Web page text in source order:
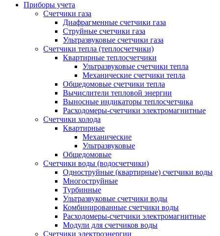
Приборы учета
Счетчики газа
Диафрагменные счетчики газа
Струйные счетчики газа
Ультразвуковые счетчики газа
Счетчики тепла (теплосчетчики)
Квартирные теплосчетчики
Ультразвуковые счетчики тепла
Механические счетчики тепла
Общедомовые счетчики тепла
Вычислители тепловой энергии
Выносные индикаторы теплосчетчика
Расходомеры-счетчики электромагнитные
Счетчики холода
Квартирные
Механические
Ультразвуковые
Общедомовые
Счетчики воды (водосчетчики)
Одноструйные (квартирные) счетчики воды
Многоструйные
Турбинные
Ультразвуковые счетчики воды
Комбинированные счетчики воды
Расходомеры-счетчики электромагнитные
Модули для счетчиков воды
Счетчики электроэнергии